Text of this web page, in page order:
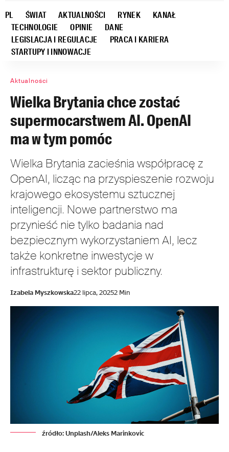
PL ŚWIAT AKTUALNOŚCI RYNEK
KANAŁ
TECHNOLOGIE
OPINIE
DANE
LEGISLACJA I REGULACJE
PRACA I KARIERA
STARTUPY I INNOWACJE
Aktualności
Wielka Brytania chce zostać
supermocarstwem AI. OpenAI
ma w tym pomóc
Wielka Brytania zacieśnia współpracę z
OpenAI, licząc na przyspieszenie rozwoju
krajowego ekosystemu sztucznej
inteligencji. Nowe partnerstwo ma
przynieść nie tylko badania nad
bezpiecznym wykorzystaniem AI, lecz
także konkretne inwestycje w
infrastrukturę i sektor publiczny.
Izabela Myszkowska22 lipca, 20252 Min
źródło: Unplash/Aleks Marinkovic